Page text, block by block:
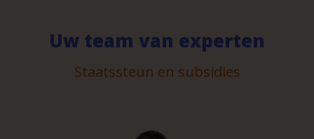
Uw team van experten
Staatssteun en subsidies